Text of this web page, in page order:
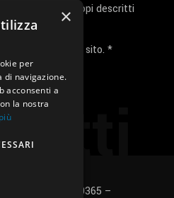
e per altri scopi descritti
policy del sito. *
e C.F.: 03496530365 –
×
per
di navigazione.
acconsenti a
la nostra